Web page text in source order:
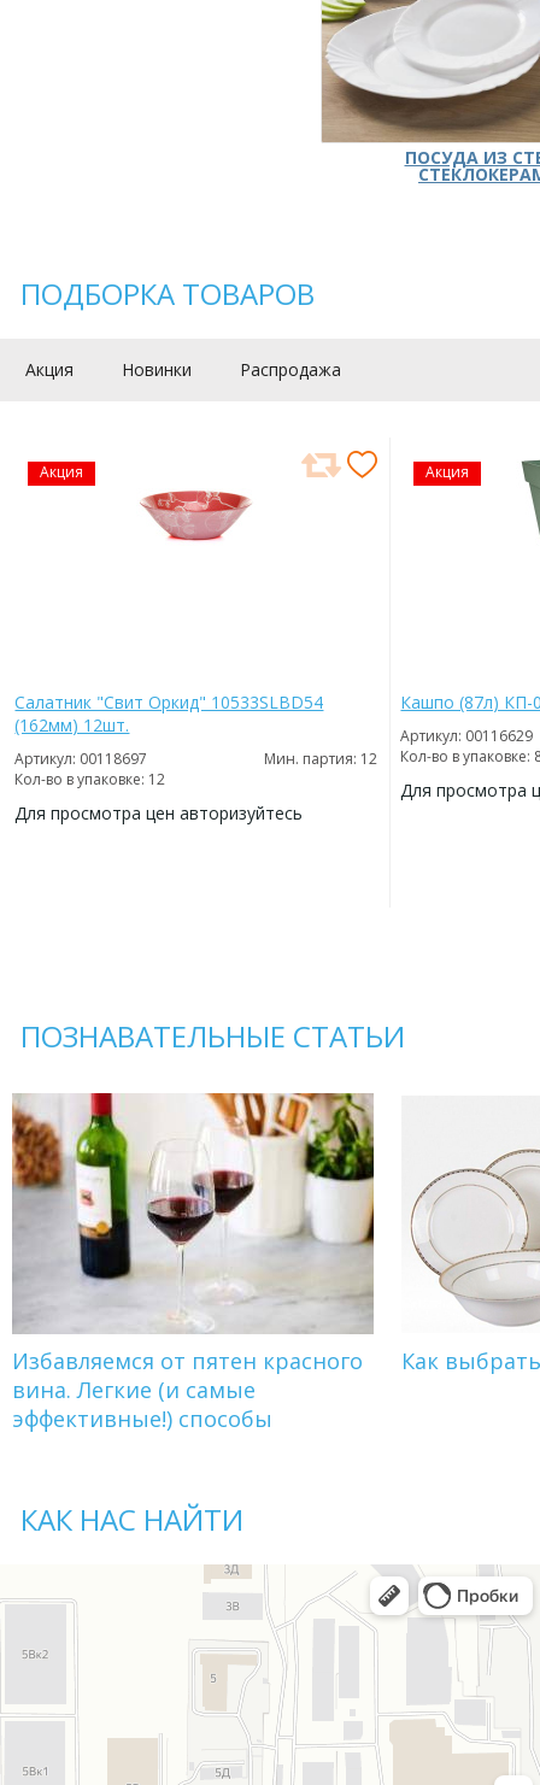
ПОСУДА ИЗ
ПОДБОРКА ТОВАРОВ
Акция Новинки Распродажа
Акция
Салатник "Свит Оркид" 10533SLBD54
(162мм) 12шт.
Артикул: 00118697
Мин. партия: 12
Кол-во в упаковке: 12
Для просмотра цен авторизуйтесь
Акция
Кашпо (87л) КП-
Артикул: 00116629
Кол-во в упаковке:
Для просмотра
ПОЗНАВАТЕЛЬНЫЕ СТАТЬИ
Избавляемся от пятен красного
вина. Легкие (и самые
эффективные!) способы
Как
КАК НАС НАЙТИ